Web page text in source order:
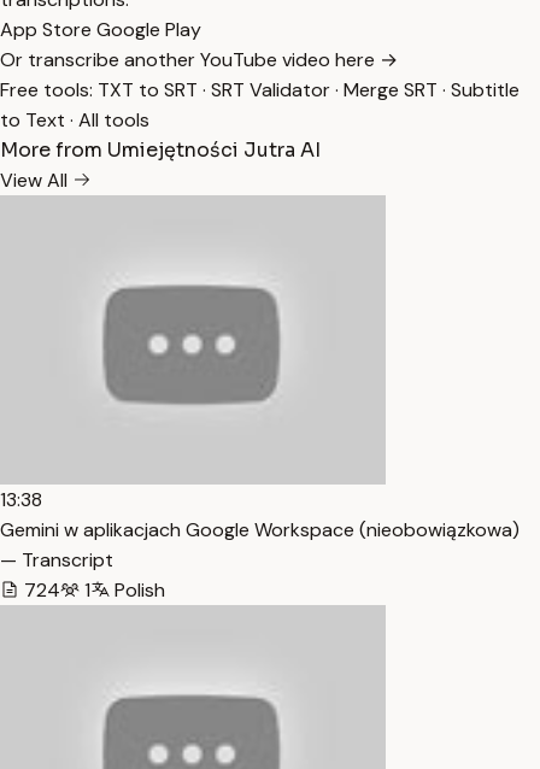
App Store Google Play
Or transcribe another YouTube video here →
Free tools: TXT to SRT · SRT Validator· Merge SRT · Subtitle
to Text · All tools
More from Umiejętności Jutra AI
View All
13:38
Gemini w aplikacjach Google Workspace (nieobowiązkowa)
— Transcript
724
1 Polish